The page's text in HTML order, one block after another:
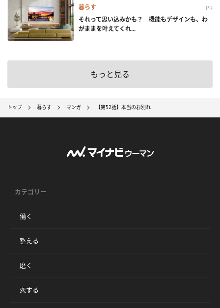
暮らす PR
それって思い込みかも？ 機能もデザインも、わ
がままを叶えてくれ...
もっと見る
トップ 暮らす マンガ 【第52話】本当のお別れ
カテゴリー
働く
整える
磨く
恋する